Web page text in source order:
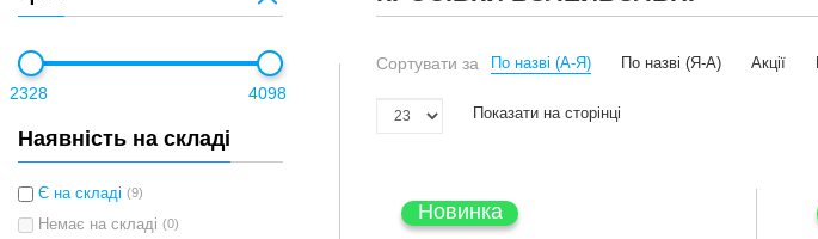
2328 4098
Наявність на складі
Є на складі (9)
Немає на складі (0)
Сортувати за По назві (А-Я) По назві (Я-А) Акції
Показати на сторінці
Новинка